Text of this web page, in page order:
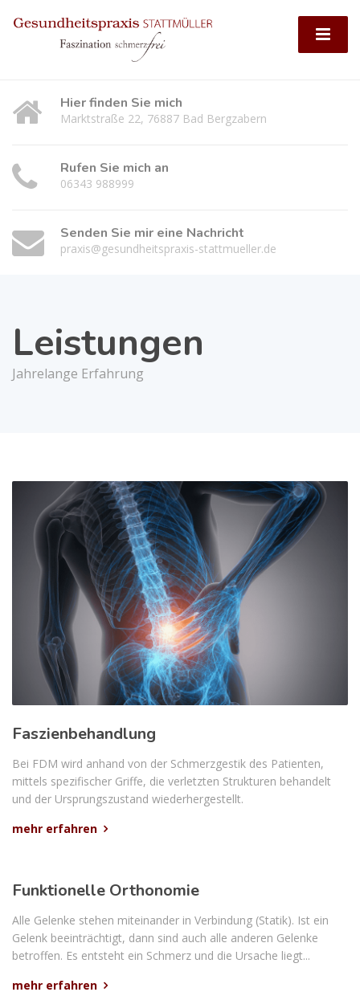
Hier finden Sie mich
Marktstraße 22, 76887 Bad Bergzabern
Rufen Sie mich an
06343 988999
Senden Sie mir eine Nachricht
praxis@gesundheitspraxis-stattmueller.de
Leistungen
Jahrelange Erfahrung
Faszienbehandlung
Bei FDM wird anhand von der Schmerzgestik des Patienten,
mittels spezifischer Griffe, die verletzten Strukturen behandelt
und der Ursprungszustand wiederhergestellt.
mehr erfahren
Funktionelle Orthonomie
Alle Gelenke stehen miteinander in Verbindung (Statik). Ist ein
Gelenk beeinträchtigt, dann sind auch alle anderen Gelenke
betroffen. Es entsteht ein Schmerz und die Ursache liegt...
mehr erfahren